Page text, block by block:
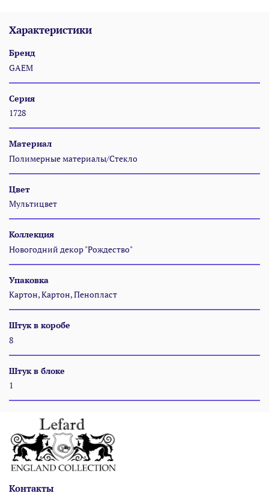
Характеристики
Бренд
GAEM
Серия
1728
Материал
Полимерные материалы/Стекло
Цвет
Мультицвет
Коллекция
Новогодний декор "Рождество"
Упаковка
Картон, Картон, Пенопласт
Штук в коробе
8
Штук в блоке
1
Контакты